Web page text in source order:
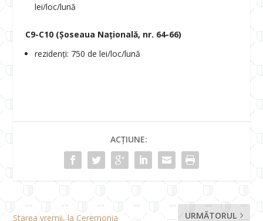
lei/loc/lună
C9-C10 (Șoseaua Națională, nr. 64-66)
rezidenți: 750 de lei/loc/lună
ACȚIUNE:
Starea vremii, la Ceremonia URMĂTORUL